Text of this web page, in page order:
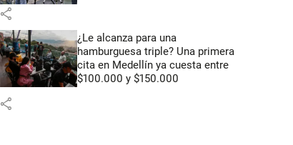
share
¿Le alcanza para una
hamburguesa triple? Una primera
cita en Medellín ya cuesta entre
$100.000 y $150.000
share